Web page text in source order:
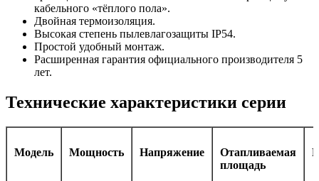
кабельного «тёплого пола».
Двойная термоизоляция.
Высокая степень пылевлагозащиты IP54.
Простой удобный монтаж.
Расширенная гарантия официального производителя 5
лет.
Технические характеристики серии
Модель Мощность Напряжение
Отапливаемая
площадь